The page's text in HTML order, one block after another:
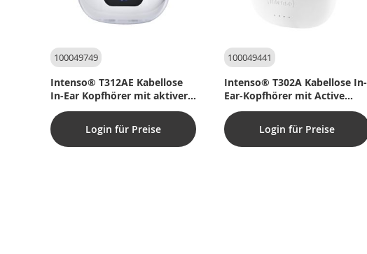
100049749
Intenso® T312AE Kabellose
In-Ear Kopfhörer mit aktiver
Geräuschunterdrückung und
ENC – Weiß
Login für Preise
100049441
Intenso® T302A Kabellose In-
Ear-Kopfhörer mit Active
Noise Cancelling – Weiß
Login für Preise